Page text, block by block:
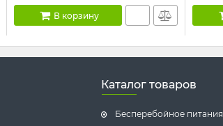
В корзину
Каталог товаров
Бесперебойное питания